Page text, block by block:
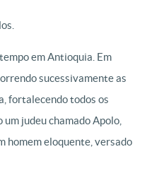
em Antioquia. Em
sucessivamente as
fortalecendo todos os
um judeu chamado Apolo,
homem eloquente, versado